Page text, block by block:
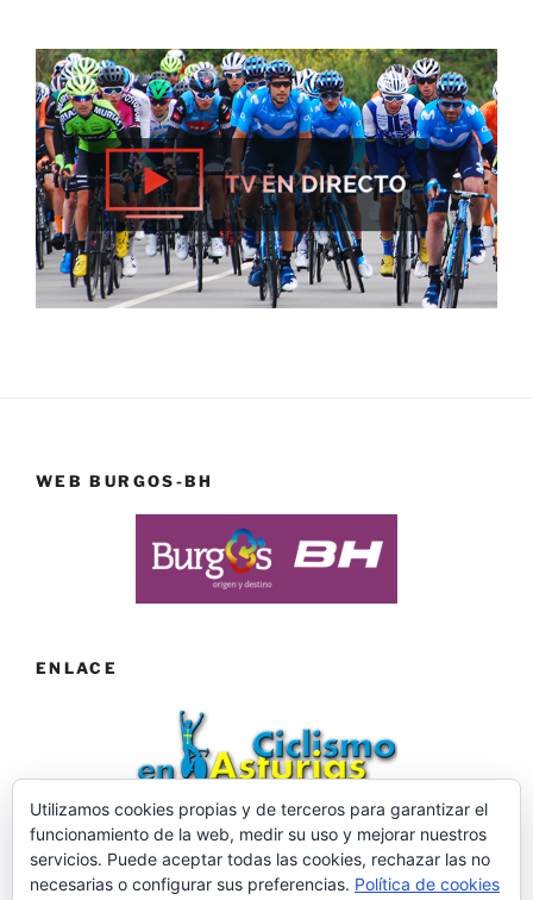
WEB BURGOS-BH
ENLACE
Web desarrollada por ©Roberto Menéndez Mateos
Utilizamos cookies propias y de terceros para garantizar el
funcionamiento de la web, medir su uso y mejorar nuestros
servicios. Puede aceptar todas las cookies, rechazar las no
necesarias o configurar sus preferencias. Política de cookies